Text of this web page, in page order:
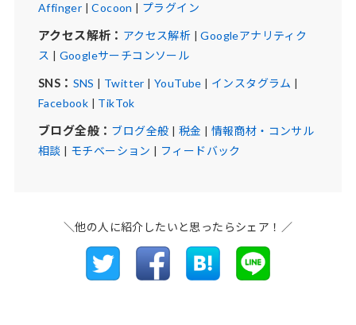
Affinger |Cocoon | プラグイン
アクセス解析： アクセス解析 |Googleアナリティク
ス | Googleサーチコンソール
SNS： SNS | Twitter | YouTube | インスタグラム |
Facebook | TikTok
ブログ全般： ブログ全般 | 税金 | 情報商材・コンサル
相談 | モチベーション | フィードバック
＼他の人に紹介したいと思ったらシェア！／